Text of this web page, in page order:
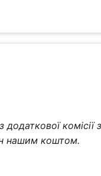
додаткової комісії
нашим коштом.